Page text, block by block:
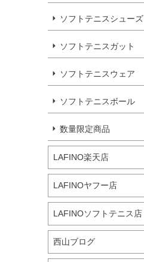
ソフトテニスシューズ
ソフトテニスガット
ソフトテニスウェア
ソフトテニスボール
数量限定商品
LAFINO楽天店
LAFINOヤフー店
LAFINOソフトテニス店
西山ブログ